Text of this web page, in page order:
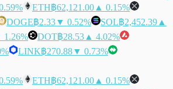
ETH฿62,121.00 ▲ 0.15%
DOGE฿2.33▼ 0.52% SOL฿2,452.39 ▲
1.26% DOT฿28.53 ▲ 4.02%
LINK฿270.88▼ 0.73%
ETH฿62,121.00 ▲ 0.15%